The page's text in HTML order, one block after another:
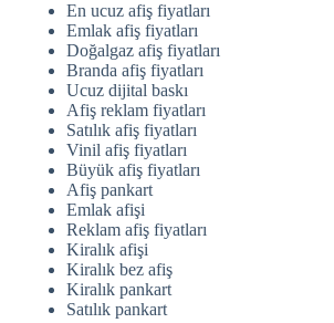
En ucuz afiş fiyatları
Emlak afiş fiyatları
Doğalgaz afiş fiyatları
Branda afiş fiyatları
Ucuz dijital baskı
Afiş reklam fiyatları
Satılık afiş fiyatları
Vinil afiş fiyatları
Büyük afiş fiyatları
Afiş pankart
Emlak afişi
Reklam afiş fiyatları
Kiralık afişi
Kiralık bez afiş
Kiralık pankart
Satılık pankart